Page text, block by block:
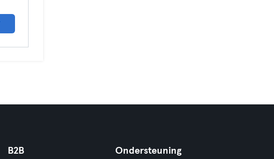
B2B Ondersteuning